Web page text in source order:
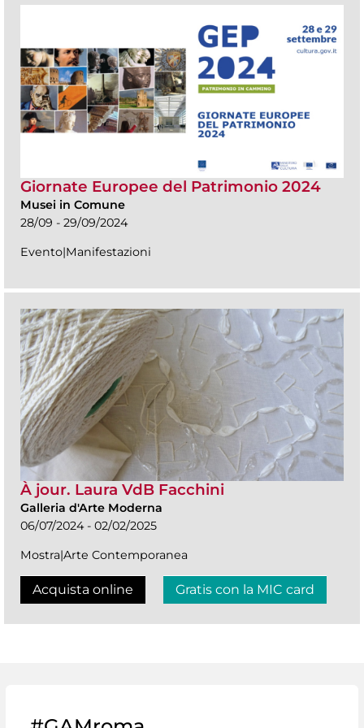
Giornate Europee del Patrimonio 2024
Musei in Comune
28/09 - 29/09/2024
Evento|Manifestazioni
À jour. Laura VdB Facchini
Galleria d'Arte Moderna
06/07/2024 - 02/02/2025
Mostra|Arte Contemporanea
Acquista online Gratis con la MIC card